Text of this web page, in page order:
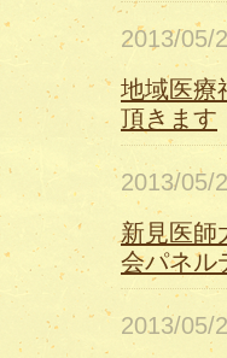
2013/05/
地域医療
頂きます
2013/05/
新見医師
会パネル
2013/05/